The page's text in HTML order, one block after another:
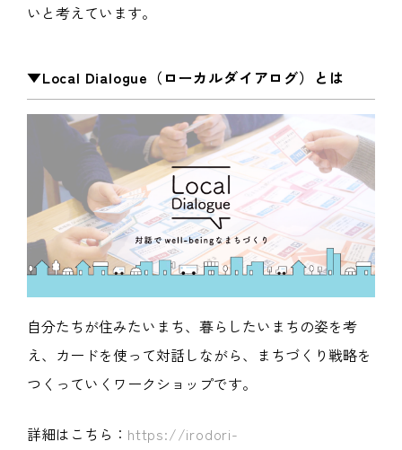
いと考えています。
▼Local Dialogue（ローカルダイアログ）とは
自分たちが住みたいまち、暮らしたいまちの姿を考
え、カードを使って対話しながら、まちづくり戦略を
つくっていくワークショップです。
詳細はこちら： https://irodori-